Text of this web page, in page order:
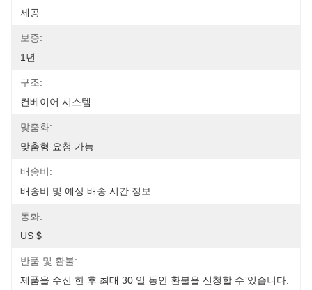
제공
보증:
1년
구조:
컨베이어 시스템
맞춤화:
맞춤형 요청 가능
배송비:
배송비 및 예상 배송 시간 정보.
통화:
US $
반품 및 환불:
제품을 수신 한 후 최대 30 일 동안 환불을 신청할 수 있습니다.